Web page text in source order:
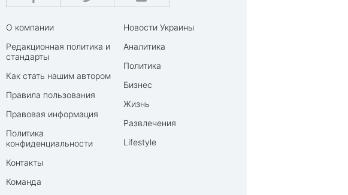
О компании
Редакционная политика и
стандарты
Как стать нашим автором
Правила пользования
Правовая информация
Политика
конфиденциальности
Контакты
Команда
Новости Украины
Аналитика
Политика
Бизнес
Жизнь
Развлечения
Lifestyle